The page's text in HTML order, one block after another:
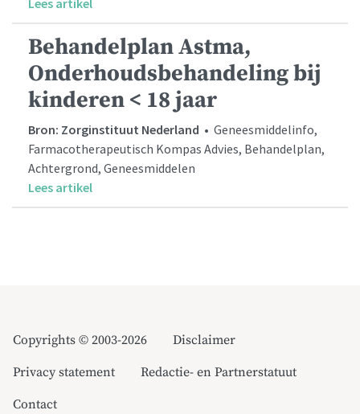
Lees artikel
Behandelplan Astma,
Onderhoudsbehandeling bij
kinderen < 18 jaar
Bron: Zorginstituut Nederland • Geneesmiddelinfo,
Farmacotherapeutisch Kompas Advies, Behandelplan,
Achtergrond, Geneesmiddelen
Lees artikel
Copyrights © 2003-2026
Disclaimer
Privacy statement
Redactie- en Partnerstatuut
Contact